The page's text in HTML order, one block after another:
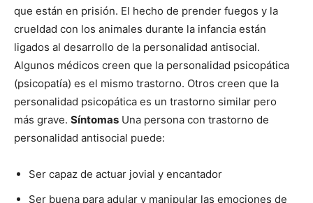
que están en prisión. El hecho de prender fuegos y la
crueldad con los animales durante la infancia están
ligados al desarrollo de la personalidad antisocial.
Algunos médicos creen que la personalidad psicopática
(psicopatía) es el mismo trastorno. Otros creen que la
personalidad psicopática es un trastorno similar pero
más grave. Síntomas Una persona con trastorno de
personalidad antisocial puede:
Ser capaz de actuar jovial y encantador
Ser buena para adular y manipular las emociones de